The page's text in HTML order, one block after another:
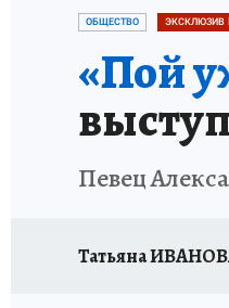
ОБЩЕСТВО ЭКСКЛЮЗИВ
«Пой
Певец
Татьяна